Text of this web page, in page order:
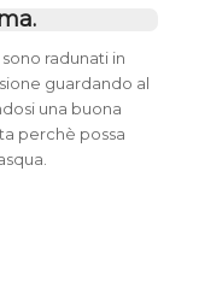
.
radunati in
guardando al
una buona
perchè possa